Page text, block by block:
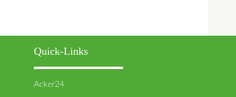
Quick-Links
Acker24